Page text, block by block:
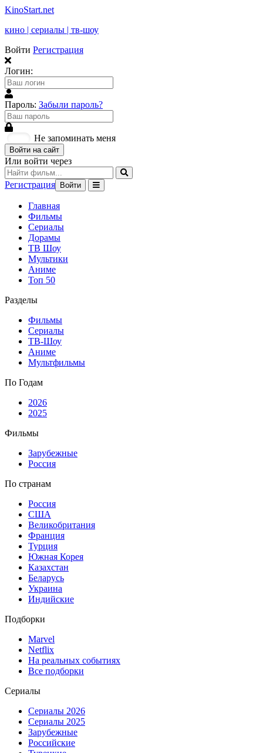
KinoStart.net
кино | сериалы | тв-шоу
Войти Регистрация
Логин:
Пароль: Забыли пароль?
Не запоминать меня
Войти на сайт
Или войти через
Регистрация Войти
Главная
Фильмы
Сериалы
Дорамы
ТВ Шоу
Мультики
Аниме
Топ 50
Разделы
Фильмы
Сериалы
ТВ-Шоу
Аниме
Мультфильмы
По Годам
2026
2025
Фильмы
Зарубежные
Россия
По странам
Россия
США
Великобритания
Франция
Турция
Южная Корея
Казахстан
Беларусь
Украина
Индийские
Подборки
Marvel
Netflix
На реальных событиях
Все подборки
Сериалы
Сериалы 2026
Сериалы 2025
Зарубежные
Российские